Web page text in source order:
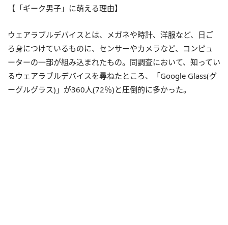
【「ギーク男子」に萌える理由】
ウェアラブルデバイスとは、メガネや時計、洋服など、日ご
ろ身につけているものに、センサーやカメラなど、コンピュ
ーターの一部が組み込まれたもの。同調査において、知ってい
るウェアラブルデバイスを尋ねたところ、「Google Glass(グ
ーグルグラス)」が360人(72％)と圧倒的に多かった。